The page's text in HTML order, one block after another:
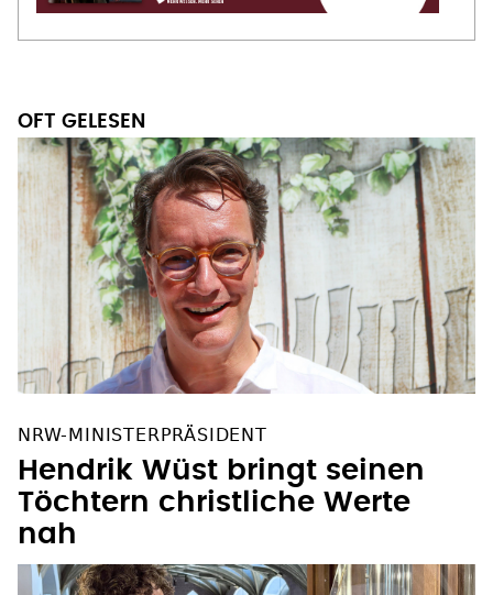
OFT GELESEN
NRW-MINISTERPRÄSIDENT
Hendrik Wüst bringt seinen
Töchtern christliche Werte
nah